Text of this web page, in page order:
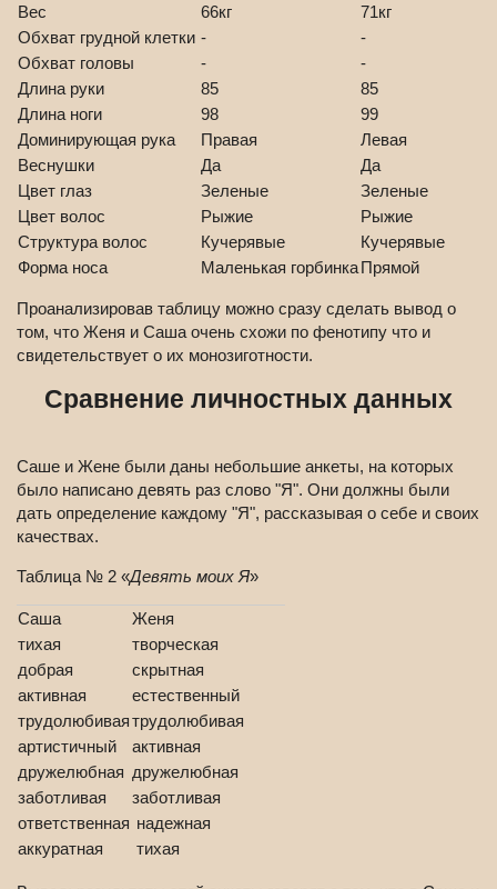
Вес
66кг
71кг
Обхват грудной клетки -
-
Обхват головы
-
-
Длина руки
85
85
Длина ноги
98
99
Доминирующая рука
Правая
Левая
Веснушки
Да
Да
Цвет глаз
Зеленые
Зеленые
Цвет волос
Рыжие
Рыжие
Структура волос
Кучерявые
Кучерявые
Форма носа
Маленькая горбинкаПрямой
Проанализировав таблицу можно сразу сделать вывод о
том, что Женя и Саша очень схожи по фенотипу что и
свидетельствует о их монозиготности.
Сравнение личностных данных
Саше и Жене были даны небольшие анкеты, на которых
было написано девять раз слово "Я". Они должны были
дать определение каждому "Я", рассказывая о себе и своих
качествах.
Таблица № 2 «Девять моих Я»
Саша
Женя
тихая
творческая
добрая
скрытная
активная
естественный
трудолюбиваятрудолюбивая
артистичный
активная
дружелюбная дружелюбная
заботливая
заботливая
ответственная надежная
аккуратная
тихая